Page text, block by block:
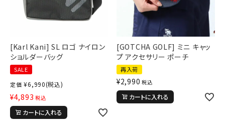
並び順
カテゴリ
サイズ
S
M
XL
[Karl Kani] SL ロゴ ナイロン
ショルダーバッグ
SALE
定価 ¥6,990(税込)
¥4,893 税込
カートに入れる
[GOTCHA GOLF] ミニ キャッ
プ アクセサリー ポーチ
再入荷
¥2,990 税込
カートに入れる